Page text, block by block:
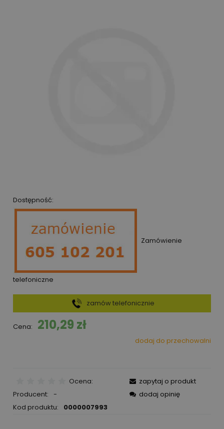
Dostępność:
Zamówienie
telefoniczne
Cena: 210,29 zł
zamów telefonicznie
dodaj do przechowalni
Ocena:
Producent: -
Kod produktu:
0000007993
zapytaj o produkt
dodaj opinię